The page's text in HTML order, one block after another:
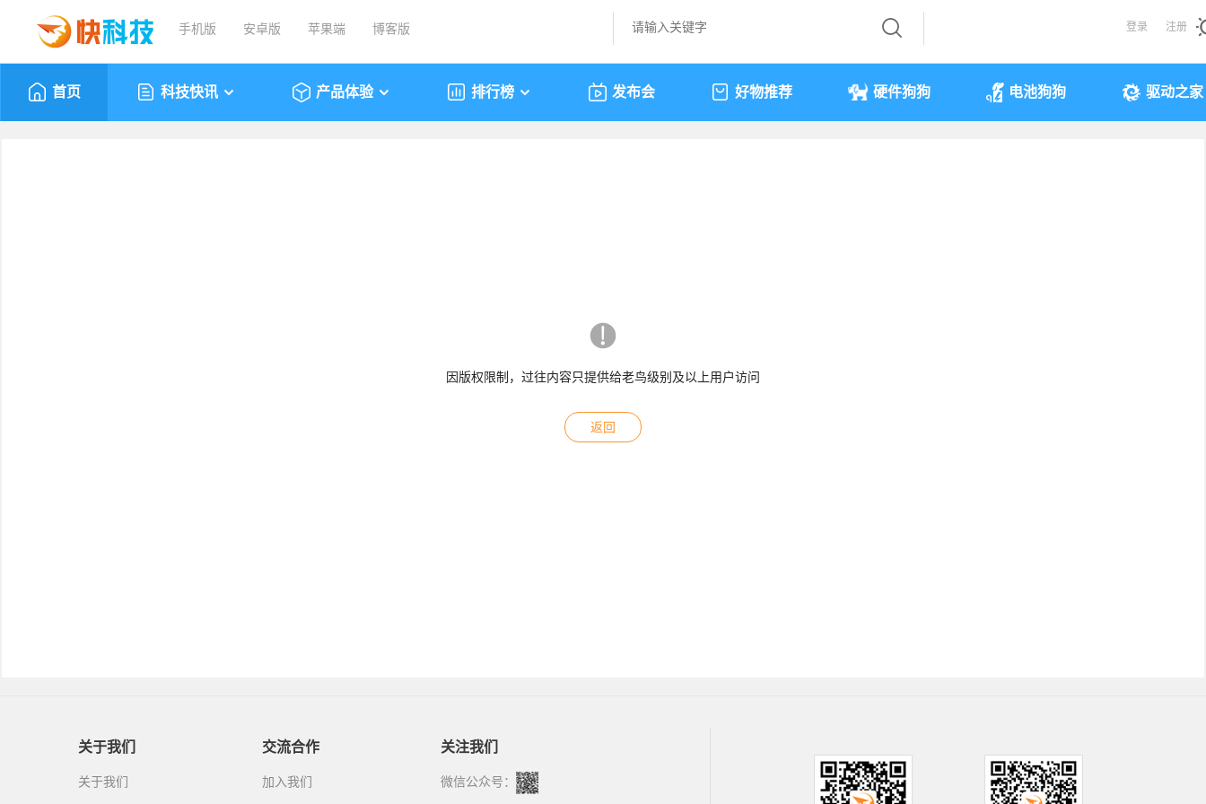
手机版 安卓版 苹果端 博客版 登录 注册
首页 科技快讯 产品体验 排行榜 发布会 好物推荐 硬件狗狗 电池狗狗 驱动之家
因版权限制，过往内容只提供给老鸟级别及以上用户访问
返回
关于我们
关于我们
交流合作
加入我们
关注我们
微信公众号：